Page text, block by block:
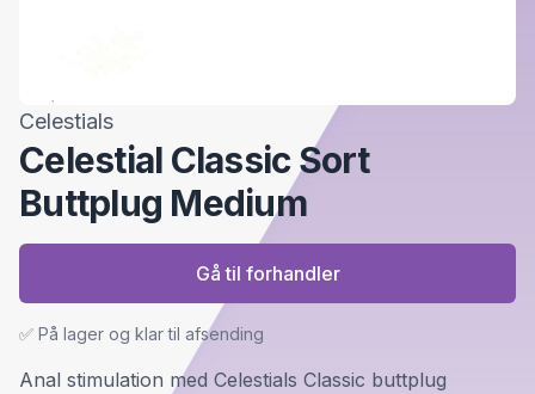
Celestials
Celestial Classic Sort
Buttplug Medium
Anal stimulation med Celestials Classic buttplug
✅ På lager og klar til afsending
Gå til forhandler